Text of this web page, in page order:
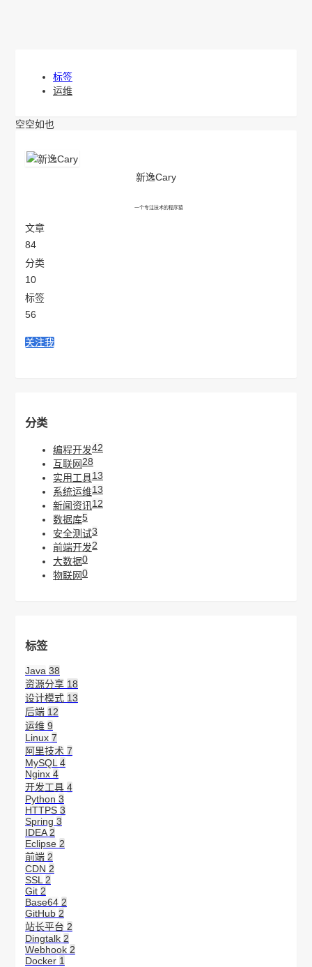
静态资源站标签
运维
空空如也
新逸Cary
一个专注技术的程序猿
文章
84
分类
10
标签
56
关注我
分类
编程开发42
互联网28
实用工具13
系统运维13
新闻资讯12
数据库5
安全测试3
前端开发2
大数据0
物联网0
标签
Java 38
资源分享 18
设计模式 13
后端 12
运维 9
Linux 7
阿里技术 7
MySQL 4
Nginx 4
开发工具 4
Python 3
HTTPS 3
Spring 3
IDEA 2
Eclipse 2
前端 2
CDN 2
SSL 2
Git 2
Base64 2
GitHub 2
站长平台 2
Dingtalk 2
Webhook 2
Docker 1